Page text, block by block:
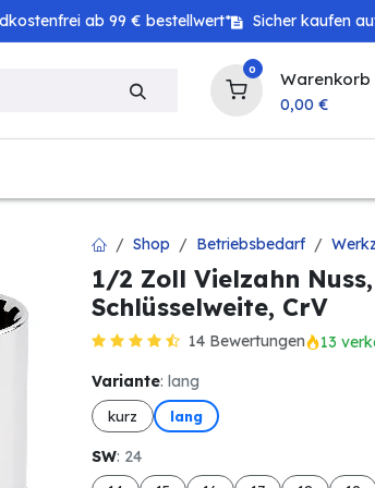
ab 99 € bestellwert* Sicher kaufen
0 Warenkorb
0,00 €
Shop Betriebsbedarf
1/2 Zoll Vielzahn
Schlüsselweite, CrV
14 Bewertungen 13
Variante: lang
kurz lang
SW: 24